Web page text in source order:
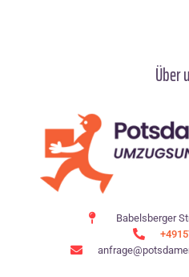
Über
Babelsberger